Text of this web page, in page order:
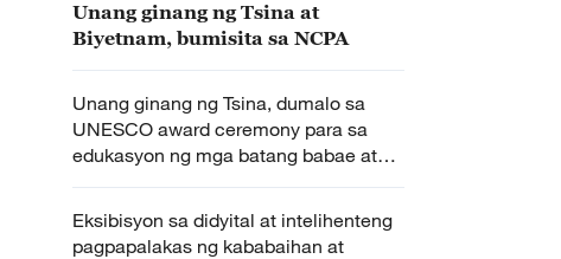
Unang ginang ng Tsina at
Biyetnam, bumisita sa NCPA
Unang ginang ng Tsina, dumalo sa
UNESCO award ceremony para sa
edukasyon ng mga batang babae at
kababaihan
Eksibisyon sa didyital at intelihenteng
pagpapalakas ng kababaihan at